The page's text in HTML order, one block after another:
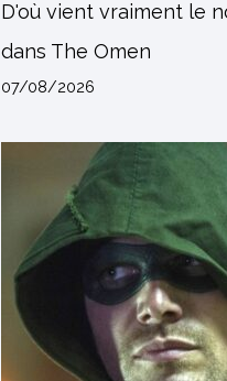
D'où vient vraiment le
dans The Omen
07/08/2026